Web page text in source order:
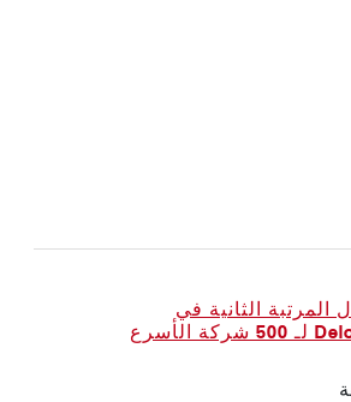
المرتبة الثانية في
تصنيف Deloitte لـ 500 شركة الأسرع